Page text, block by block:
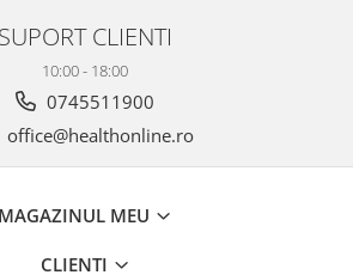
SUPORT CLIENTI
10:00 - 18:00
0745511900
office@healthonline.ro
MAGAZINUL MEU
CLIENTI